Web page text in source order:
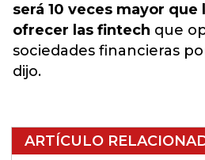
será 10 veces mayor que
ofrecer las fintech que
sociedades financieras
dijo.
ARTÍCULO